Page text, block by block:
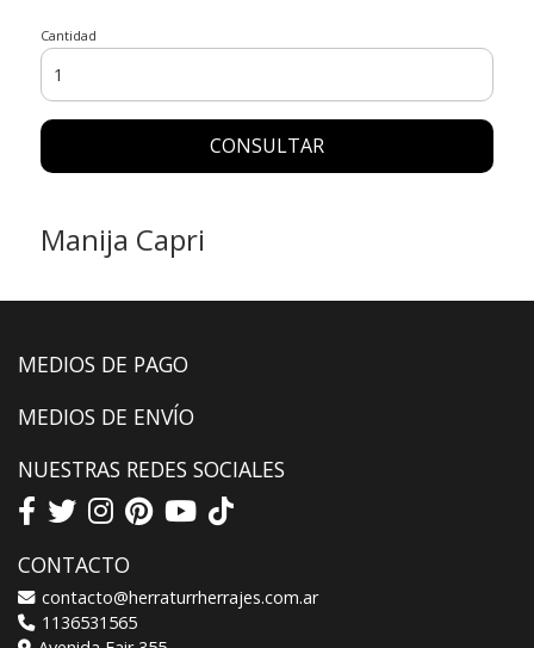
Cantidad
CONSULTAR
Manija Capri
MEDIOS DE PAGO
MEDIOS DE ENVÍO
NUESTRAS REDES SOCIALES
CONTACTO
contacto@herraturrherrajes.com.ar
1136531565